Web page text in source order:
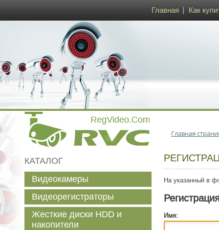
Главная Как
Главная
На указанный в
Имя:
КАТАЛОГ
Видеокамеры
Видеорегистраторы
Жесткие диски HDD и
накопители